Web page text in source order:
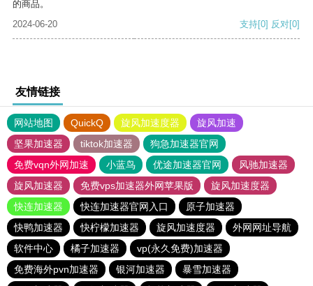
的商品。
2024-06-20
支持[0] 反对[0]
友情链接
网站地图 QuickQ 旋风加速度器
旋风加速
坚果加速器
tiktok加速器
狗急加速器官网
免费vqn外网加速
小蓝鸟 优途加速器官网
风驰加速器
旋风加速器
免费vps加速器外网苹果版
旋风加速度器
快连加速器
快连加速器官网入口
原子加速器
快鸭加速器
快柠檬加速器 旋风加速度器
外网网址导航
软件中心
橘子加速器
vp(永久免费)加速器
免费海外pvn加速器
银河加速器
暴雪加速器